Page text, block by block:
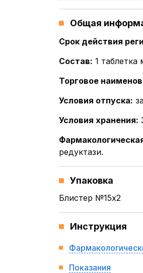
Общая
Срок действия
Состав: 1 таблетка
Торговое
Условия отпуска:
Условия хранения:
редуктази.
Упаковка
Блистер №15x2
Инструкция
Показания